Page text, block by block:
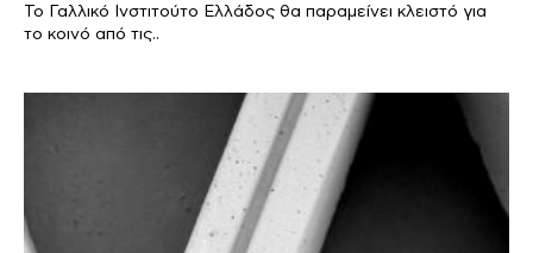
Το Γαλλικό Ινστιτούτο Ελλάδος θα παραμείνει κλειστό για
το κοινό από τις..